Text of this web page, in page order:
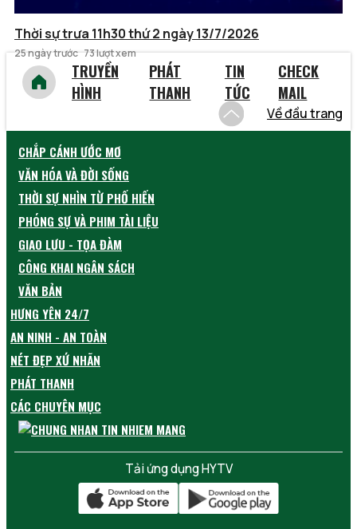
Thời sự trưa 11h30 thứ 2 ngày 13/7/2026
25 ngày trước 73 lượt xem
TRUYỀN
HÌNH
PHÁT
THANH
TIN
TỨC
CHECK
MAIL
Về đầu trang
CHẮP CÁNH ƯỚC MƠ
VĂN HÓA VÀ ĐỜI SỐNG
THỜI SỰ NHÌN TỪ PHỐ HIẾN
PHÓNG SỰ VÀ PHIM TÀI LIỆU
GIAO LƯU - TỌA ĐÀM
CÔNG KHAI NGÂN SÁCH
VĂN BẢN
HƯNG YÊN 24/7
AN NINH - AN TOÀN
NÉT ĐẸP XỨ NHÃN
PHÁT THANH
CÁC CHUYÊN MỤC
Tải ứng dụng HYTV